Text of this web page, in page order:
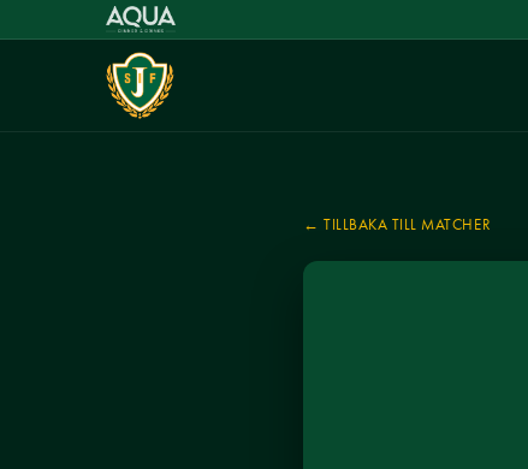
← TILLBAKA TILL MATCHER